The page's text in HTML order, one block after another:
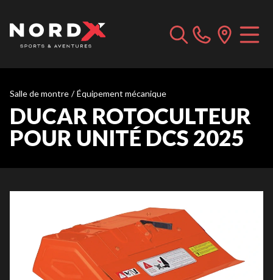
Salle de montre / Équipement mécanique
DUCAR ROTOCULTEUR
POUR UNITÉ DCS 2025